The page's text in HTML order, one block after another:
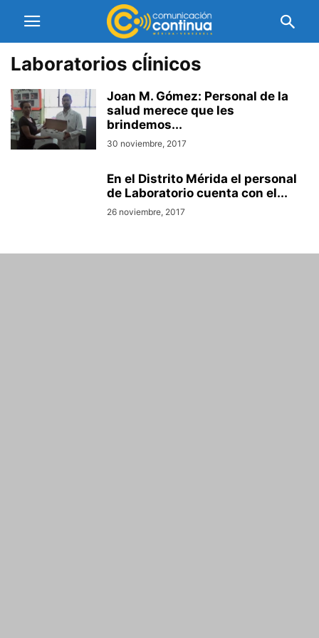
Laboratorios cĺinicos
Joan M. Gómez: Personal de la
salud merece que les
brindemos...
30 noviembre, 2017
En el Distrito Mérida el personal
de Laboratorio cuenta con el...
26 noviembre, 2017